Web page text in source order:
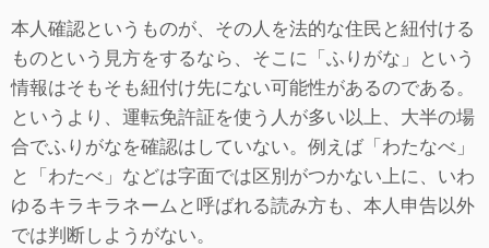
本人確認というものが、その人を法的な住民と紐付ける
ものという見方をするなら、そこに「ふりがな」という
情報はそもそも紐付け先にない可能性があるのである。
というより、運転免許証を使う人が多い以上、大半の場
合でふりがなを確認はしていない。例えば「わたなべ」
と「わたべ」などは字面では区別がつかない上に、いわ
ゆるキラキラネームと呼ばれる読み方も、本人申告以外
では判断しようがない。